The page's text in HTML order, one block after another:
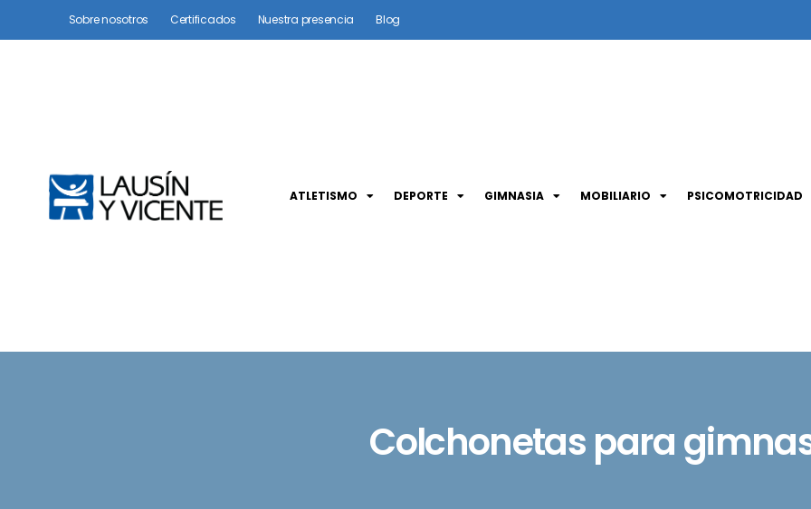
Sobre nosotros Certificados Nuestra presencia Blog
ATLETISMO DEPORTE GIMNASIA MOBILIARIO PSICOMOTRICIDAD
Colchonetas para